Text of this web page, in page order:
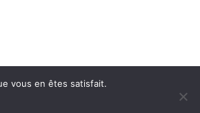
vous en êtes satisfait.